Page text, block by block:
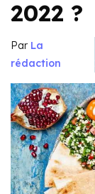
2022 ?
Par La
rédaction